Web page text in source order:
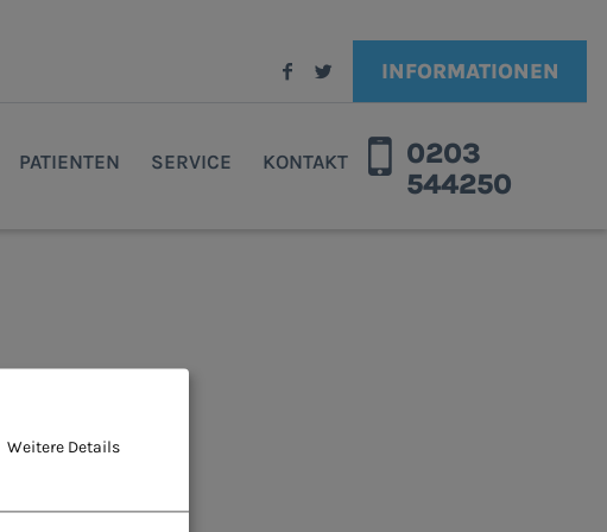
0203
544250
INFORMATIONEN
PATIENTEN SERVICE KONTAKT
Weitere Details